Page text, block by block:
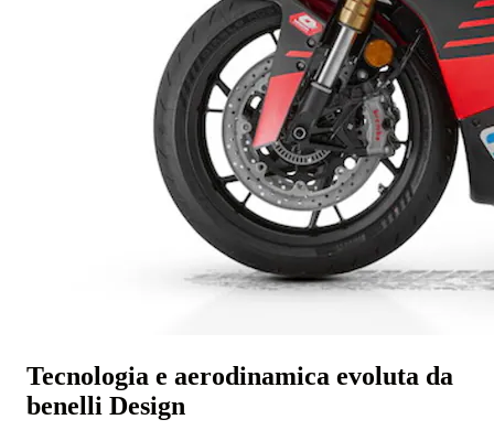
Tecnologia e aerodinamica evoluta da
benelli Design